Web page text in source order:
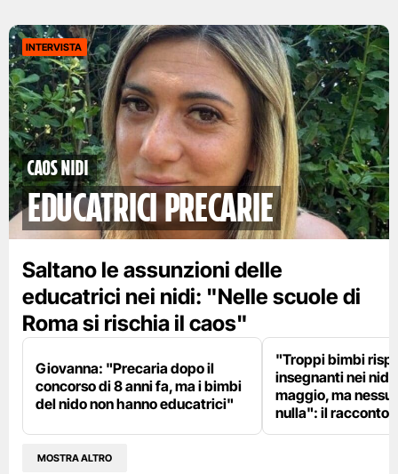
INTERVISTA
Caos nidi
educatrici precarie
Saltano le assunzioni delle
educatrici nei nidi: "Nelle scuole di
Roma si rischia il caos"
Giovanna: "Precaria dopo il
concorso di 8 anni fa, ma i bimbi
del nido non hanno educatrici"
"Troppi bimbi
insegnanti nei
maggio, ma
nulla": il racconto
MOSTRA ALTRO